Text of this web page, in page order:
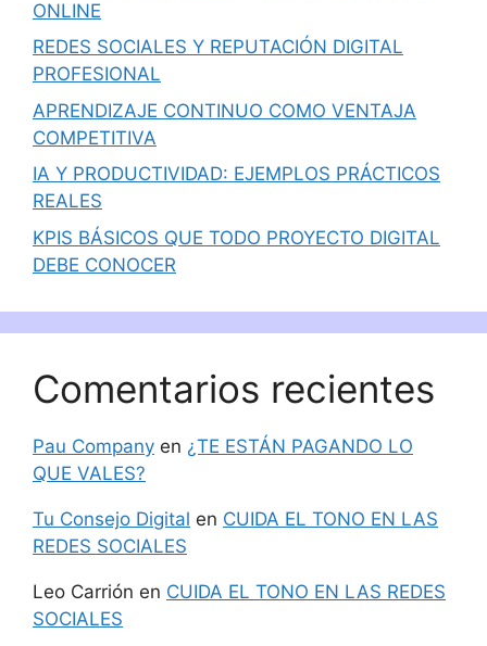
ONLINE
REDES SOCIALES Y REPUTACIÓN DIGITAL
PROFESIONAL
APRENDIZAJE CONTINUO COMO VENTAJA
COMPETITIVA
IA Y PRODUCTIVIDAD: EJEMPLOS PRÁCTICOS
REALES
KPIS BÁSICOS QUE TODO PROYECTO DIGITAL
DEBE CONOCER
Comentarios recientes
Pau Company en ¿TE ESTÁN PAGANDO LO
QUE VALES?
Tu Consejo Digital en CUIDA EL TONO EN LAS
REDES SOCIALES
Leo Carrión en CUIDA EL TONO EN LAS REDES
SOCIALES